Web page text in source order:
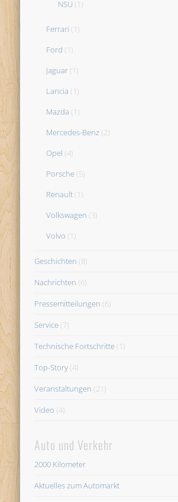
NSU (1)
Ferrari (1)
Ford (1)
Jaguar (1)
Lancia (1)
Mazda (1)
Mercedes-Benz (2)
Opel (4)
Porsche (5)
Renault (1)
Volkswagen (3)
Volvo (1)
Geschichten (8)
Nachrichten (6)
Pressemitteilungen (6)
Service (7)
Technische Fortschritte (1)
Top-Story (4)
Veranstaltungen (21)
Video (4)
Auto und Verkehr
2000 Kilometer
Aktuelles zum Automarkt